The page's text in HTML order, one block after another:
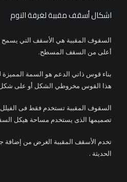
اشكال أسقف مقببة لغرفة النوم
السقوف المقببة هي الأسقف التي يسمح
أعلى من السقف المسطح.
بناء قوس ذاتي الدعم هو السمة
هذا القوس مخروطي الشكل أو على شكل
السقوف المقببة تستخدم فقط فى
تصميمها الذى يستخدم مساحة هيكل
تخدم الأسقف المقببة الغرض من إضافة
الحديثة .